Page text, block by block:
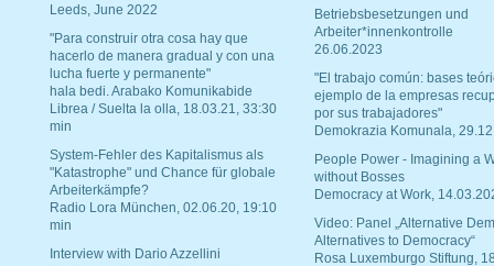
Leeds, June 2022
"Para construir otra cosa hay que
hacerlo de manera gradual y con una
lucha fuerte y permanente"
hala bedi. Arabako Komunikabide
Librea / Suelta la olla, 18.03.21, 33:30
min
System-Fehler des Kapitalismus als
"Katastrophe" und Chance für globale
Arbeiterkämpfe?
Radio Lora München, 02.06.20, 19:10
min
Interview with Dario Azzellini
Betriebsbesetzungen und
Arbeiter*innenkontrolle
26.06.2023
"El trabajo común: bases
ejemplo de la empresas
por sus trabajadores"
Demokrazia Komunala,
People Power - Imagining a
without Bosses
Democracy at Work,
Video: Panel „Alternative
Alternatives to Democracy“
Rosa Luxemburgo Stiftung,